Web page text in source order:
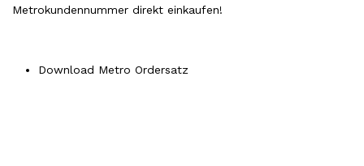
Metrokundennummer direkt einkaufen!
Download Metro Ordersatz